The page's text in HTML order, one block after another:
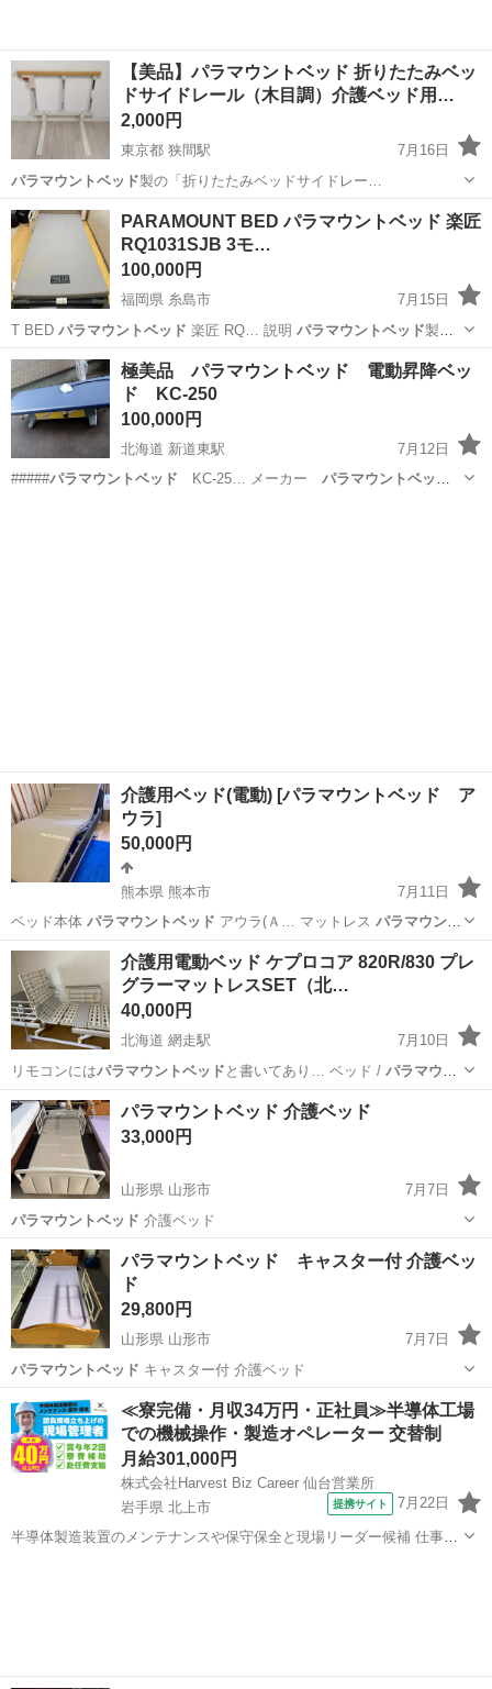
【美品】パラマウントベッド 折りたたみベッ
ドサイドレール（木目調）介護ベッド用…
2,000円
東京都 狭間駅
7月16日
パラマウントベッド製の「折りたたみベッドサイドレー…
東京 八王子市
PARAMOUNT BED パラマウントベッド 楽匠
RQ1031SJB 3モ…
100,000円
福岡県 糸島市
7月15日
T BED パラマウントベッド 楽匠 RQ… 説明 パラマウントベッド製
「楽匠シリ… T BED（パラマウントベッド） シリー…
福岡 糸島市 ベッド
極美品 パラマウントベッド 電動昇降ベッ
ド KC-250
100,000円
北海道 新道東駅
7月12日
#####パラマウントベッド KC-25… メーカー パラマウントベッド
介護用ベッド(電動) [パラマウントベッド ア
ウラ]
50,000円
熊本県 熊本市
7月11日
ベッド本体 パラマウントベッド アウラ(Ａ… マットレス パラマウント
ベッド介護用マット…
熊本 熊本市 ベッド パラマウントベッド
介護用電動ベッド ケプロコア 820R/830 プレ
グラーマットレスSET（北…
40,000円
北海道 網走駅
7月10日
リモコンにはパラマウントベッド と書いてあり… ベッド / パラマウン
トベッド/ シーホ…
北海道 北見市 網走駅 ベッド
パラマウントベッド 介護ベッド
33,000円
山形県 山形市
7月7日
パラマウントベッド 介護ベッド
山形 山形市 ベッド パラマウントベッド
パラマウントベッド キャスター付 介護ベッ
ド
29,800円
山形県 山形市
7月7日
パラマウントベッド キャスター付 介護ベッド
山形 山形市 ベッド
≪寮完備・月収34万円・正社員≫半導体工場
での機械操作・製造オペレーター 交替制
月給301,000円
株式会社Harvest Biz Career 仙台営業所
岩手県 北上市
提携サイト 7月22日
半導体製造装置のメンテナンスや保守保全と現場リーダー候補 仕事内